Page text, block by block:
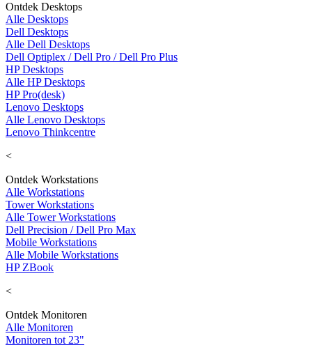
Ontdek Desktops
Alle Desktops
Dell Desktops
Alle Dell Desktops
Dell Optiplex / Dell Pro / Dell Pro Plus
HP Desktops
Alle HP Desktops
HP Pro(desk)
Lenovo Desktops
Alle Lenovo Desktops
Lenovo Thinkcentre
<
Ontdek Workstations
Alle Workstations
Tower Workstations
Alle Tower Workstations
Dell Precision / Dell Pro Max
Mobile Workstations
Alle Mobile Workstations
HP ZBook
<
Ontdek Monitoren
Alle Monitoren
Monitoren tot 23"